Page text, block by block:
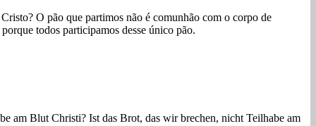
O pão que partimos não é comunhão com o corpo de
todos participamos desse único pão.
am Blut Christi? Ist das Brot, das wir brechen, nicht Teilhabe am